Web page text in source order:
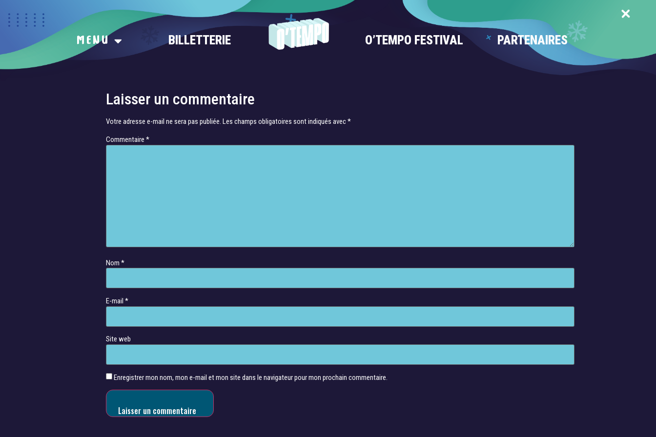
MENU BILLETTERIE O’TEMPO FESTIVAL PARTENAIRES
Bahnschrift_11
Laisser un commentaire
Votre adresse e-mail ne sera pas publiée. Les champs obligatoires sont indiqués avec*
Commentaire *
Nom *
E-mail *
Site web
Enregistrer mon nom, mon e-mail et mon site dans le navigateur pour mon prochain commentaire.